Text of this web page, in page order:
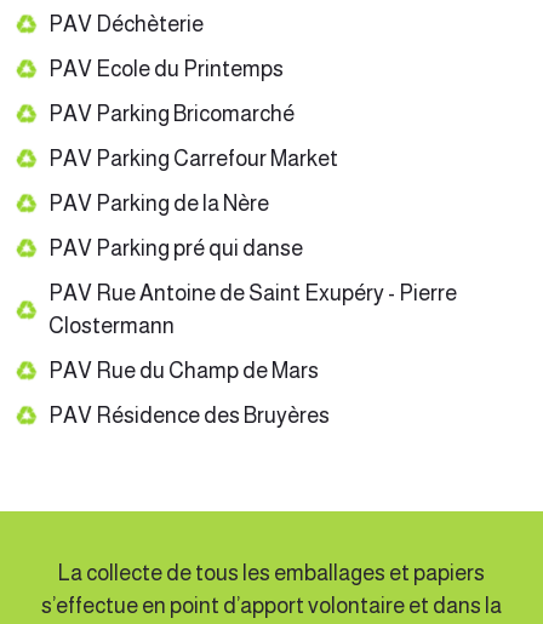
PAV Déchèterie
PAV Ecole du Printemps
PAV Parking Bricomarché
PAV Parking Carrefour Market
PAV Parking de la Nère
PAV Parking pré qui danse
PAV Rue Antoine de Saint Exupéry - Pierre
Clostermann
PAV Rue du Champ de Mars
PAV Résidence des Bruyères
Blancafort
La collecte de tous les emballages et papiers
s’effectue en point d’apport volontaire et dans la